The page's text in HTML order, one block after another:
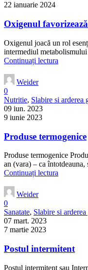
22 ianuarie 2024
Oxigenul
Oxigenul joacă un rol
intermediul
Continuați lectura
Weider
0
Nutritie, Slabire si arderea
09 iun. 2023
9 iunie 2023
Produse termogenice
Produse termogenice
an (vara) – ca întotdeauna,
Continuați lectura
Weider
0
Sanatate, Slabire si
07 mart. 2023
7 martie 2023
Postul intermitent
Postul intermitent sau